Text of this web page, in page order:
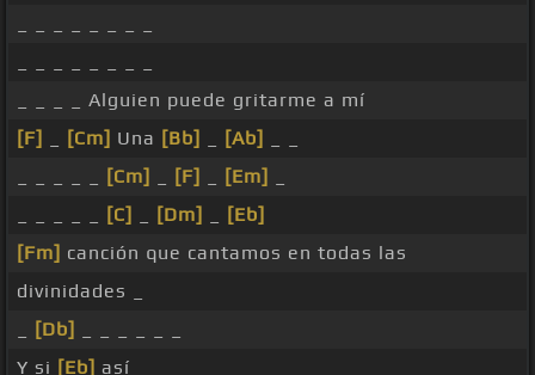
_ _ _ _ Alguien puede gritarme a mí
[F]
[Cm] Una [Bb] [Ab]
[Cm] [F] [Em]
[C] [Dm]
[Eb]
[Fm] canción que cantamos en todas las
divinidades _
[Db]
Y si [Eb] así